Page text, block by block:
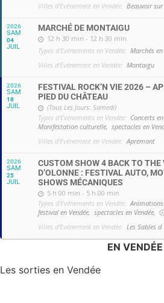
Villes d'Evénement en Vendée: Beauvoir
2026
SAM
04
JUIL
MARCHÉ DE MONTAIGU
12 h 30 min - 12 h 30 min
Types d'Evénements en Vendée: Marchés en
Villes d'Evénement en Vendée: Montaigu
2026
SAM
18
JUIL
FESTIVAL ROCK’N VIE 2026 –
PIED DU CHÂTEAU
(Tous Les Jours: Samedi)
Types d'Evénements en Vendée: Concerts
Manifestation culturelle, spectacles en
Villes d'Evénement en Vendée: Apremont
2026
SAM
25
JUIL
CUSTOM SHOW 4 BACK TO THE
D’OLONNE : FESTIVAL AUTO,
SHOWS MÉCANIQUES
5 h 00 min - 5 h 00 min
Types d'Evénements en Vendée: Animations
festival en Vendée, spectacles en Vendée,
Villes d'Evénement en Vendée: Les Sables d
EN VENDÉE
Les sorties en Vendée